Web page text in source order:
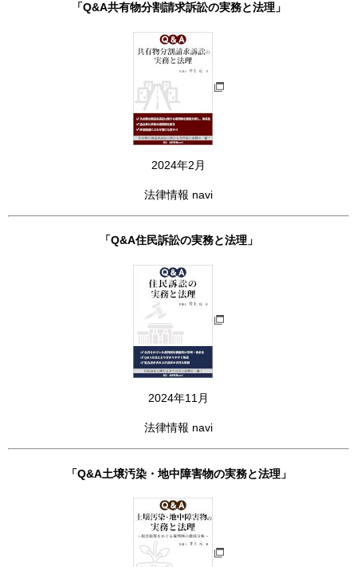
「Q&A共有物分割請求訴訟の実務と法理」
2024年2月
法律情報 navi
「Q&A住民訴訟の実務と法理」
2024年11月
法律情報 navi
「Q&A土壌汚染・地中障害物の実務と法理」